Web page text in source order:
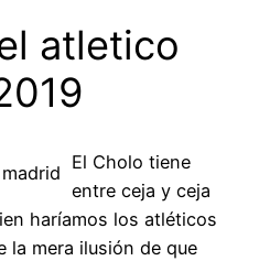
atletico
El Cholo tiene
entre ceja y ceja
haríamos los atléticos
la mera ilusión de que